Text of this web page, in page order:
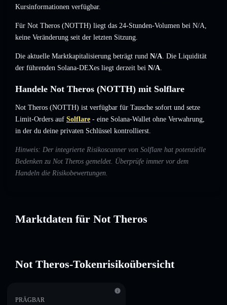
Kursinformationen verfügbar.
Für Not Theros (NOTTH) liegt das 24-Stunden-Volumen bei N/A,
keine Veränderung seit der letzten Sitzung.
Die aktuelle Marktkapitalisierung beträgt rund N/A. Die Liquidität
der führenden Solana-DEXes liegt derzeit bei N/A.
Handele Not Theros (NOTTH) mit Solflare
Not Theros (NOTTH) ist verfügbar für Tausche sofort und setze
Limit-Orders auf Solflare - eine Solana-Wallet ohne Verwahrung,
in der du deine privaten Schlüssel kontrollierst.
Hinweis: Der integrierte Risikoscanner von Solflare hat potenzielle
Bedenken zu Not Theros gemeldet. Überprüfe immer vor dem
Handeln die Risikobewertungen.
Marktdaten für Not Theros
Not Theros-Tokenrisikoübersicht
PRÄGBAR